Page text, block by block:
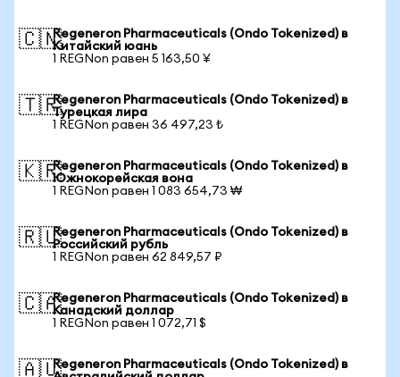
🇨🇳Regeneron Pharmaceuticals (Ondo Tokenized) в
Китайский юань
1 REGNon равен 5 163,50 ¥
🇹🇷Regeneron Pharmaceuticals (Ondo Tokenized) в
Турецкая лира
1 REGNon равен 36 497,23 ₺
🇰🇷Regeneron Pharmaceuticals (Ondo Tokenized) в
Южнокорейская вона
1 REGNon равен 1 083 654,73 ₩
🇷🇺Regeneron Pharmaceuticals (Ondo Tokenized) в
Российский рубль
1 REGNon равен 62 849,57 ₽
🇨🇦Regeneron Pharmaceuticals (Ondo Tokenized) в
Канадский доллар
1 REGNon равен 1 072,71 $
🇦🇺Regeneron Pharmaceuticals (Ondo Tokenized) в